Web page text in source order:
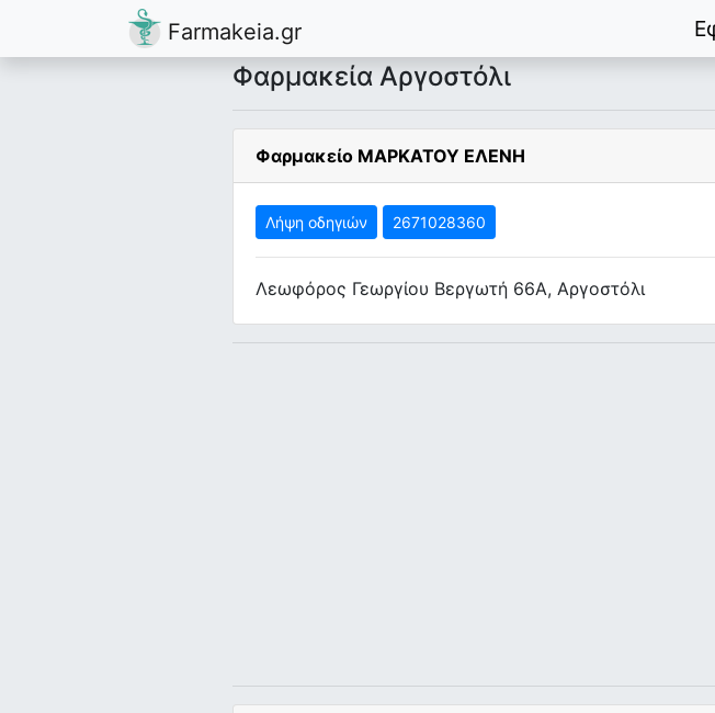
Farmakeia.gr
Φαρμακεία Αργοστόλι
Φαρμακείο ΜΑΡΚΑΤΟΥ ΕΛΕΝΗ
Λήψη οδηγιών 2671028360
Λεωφόρος Γεωργίου Βεργωτή 66Α, Αργοστόλι